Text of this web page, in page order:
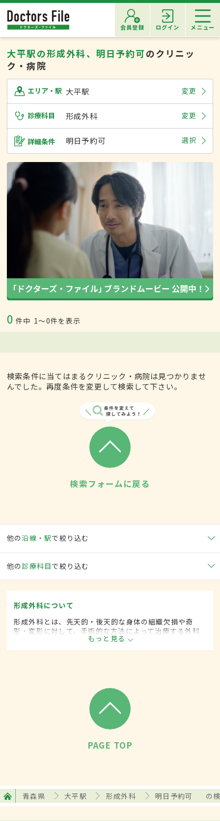
会員登録 ログイン メニュー
大平駅の形成外科、明日予約可のクリニッ
ク・病院
エリア・駅 大平駅 変更
診療科目 形成外科 変更
詳細条件 明日予約可 選択
0 件中 1〜0件を表示
検索条件に当てはまるクリニック・病院は見つかりませ
んでした。再度条件を変更して検索して下さい。
検索フォームに戻る
他の沿線・駅で絞り込む
他の 診療科目で絞り込む
形成外科について
形成外科とは、先天的・後天的な身体の組織欠損や奇
形・変形に対して、手術的な方法によって治療する外科
もっと見る
PAGE TOP
青森県 大平駅 形成外科 明日予約可 の